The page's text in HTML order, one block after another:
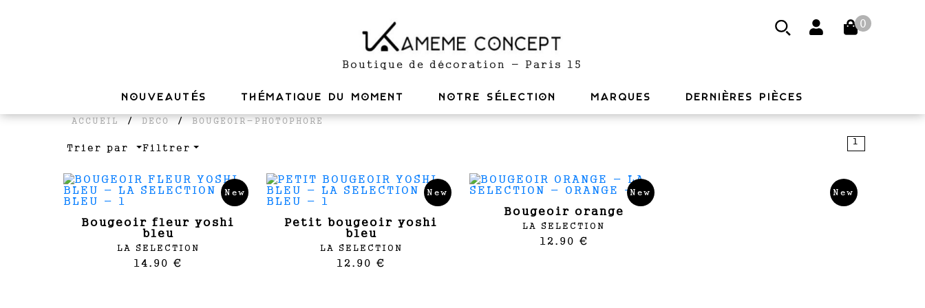
Boutique de décoration - Paris 15
0
NOUVEAUTÉS THÉMATIQUE DU MOMENT NOTRE SÉLECTION MARQUES DERNIÈRES PIÈCES
ACCUEIL / DECO / BOUGEOIR-PHOTOPHORE
Filtrer
Trier par
1
New
bougeoir fleur yoshi
bleu
LA SELECTION
14.90 €
New
petit bougeoir yoshi
bleu
LA SELECTION
12.90 €
New
bougeoir orange
LA SELECTION
12.90 €
New